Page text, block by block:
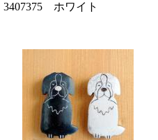
3407375 ホワイト